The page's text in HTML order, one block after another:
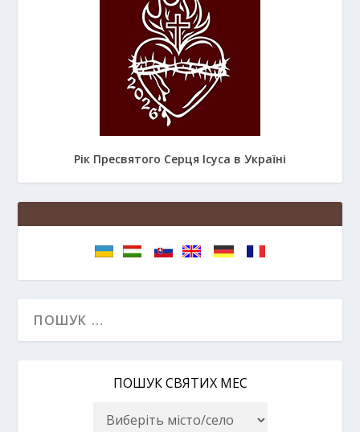
Рік Пресвятого Серця Ісуса в Україні
ПОШУК СВЯТИХ МЕС